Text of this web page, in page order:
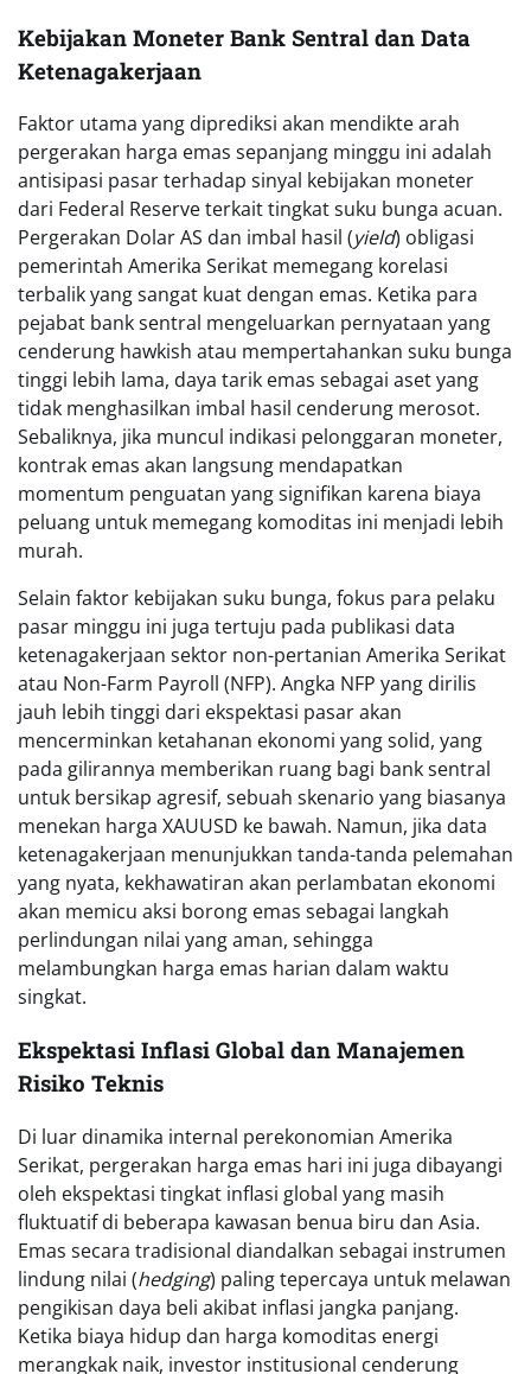
Kebijakan Moneter Bank Sentral dan Data
Ketenagakerjaan
Faktor utama yang diprediksi akan mendikte arah
pergerakan harga emas sepanjang minggu ini adalah
antisipasi pasar terhadap sinyal kebijakan moneter
dari Federal Reserve terkait tingkat suku bunga acuan.
Pergerakan Dolar AS dan imbal hasil (yield) obligasi
pemerintah Amerika Serikat memegang korelasi
terbalik yang sangat kuat dengan emas. Ketika para
pejabat bank sentral mengeluarkan pernyataan yang
cenderung hawkish atau mempertahankan suku bunga
tinggi lebih lama, daya tarik emas sebagai aset yang
tidak menghasilkan imbal hasil cenderung merosot.
Sebaliknya, jika muncul indikasi pelonggaran moneter,
kontrak emas akan langsung mendapatkan
momentum penguatan yang signifikan karena biaya
peluang untuk memegang komoditas ini menjadi lebih
murah.
Selain faktor kebijakan suku bunga, fokus para pelaku
pasar minggu ini juga tertuju pada publikasi data
ketenagakerjaan sektor non-pertanian Amerika Serikat
atau Non-Farm Payroll (NFP). Angka NFP yang dirilis
jauh lebih tinggi dari ekspektasi pasar akan
mencerminkan ketahanan ekonomi yang solid, yang
pada gilirannya memberikan ruang bagi bank sentral
untuk bersikap agresif, sebuah skenario yang biasanya
menekan harga XAUUSD ke bawah. Namun, jika data
ketenagakerjaan menunjukkan tanda-tanda pelemahan
yang nyata, kekhawatiran akan perlambatan ekonomi
akan memicu aksi borong emas sebagai langkah
perlindungan nilai yang aman, sehingga
melambungkan harga emas harian dalam waktu
singkat.
Ekspektasi Inflasi Global dan Manajemen
Risiko Teknis
Di luar dinamika internal perekonomian Amerika
Serikat, pergerakan harga emas hari ini juga dibayangi
oleh ekspektasi tingkat inflasi global yang masih
fluktuatif di beberapa kawasan benua biru dan Asia.
Emas secara tradisional diandalkan sebagai instrumen
lindung nilai (hedging) paling tepercaya untuk melawan
pengikisan daya beli akibat inflasi jangka panjang.
Ketika biaya hidup dan harga komoditas energi
merangkak naik, investor institusional cenderung